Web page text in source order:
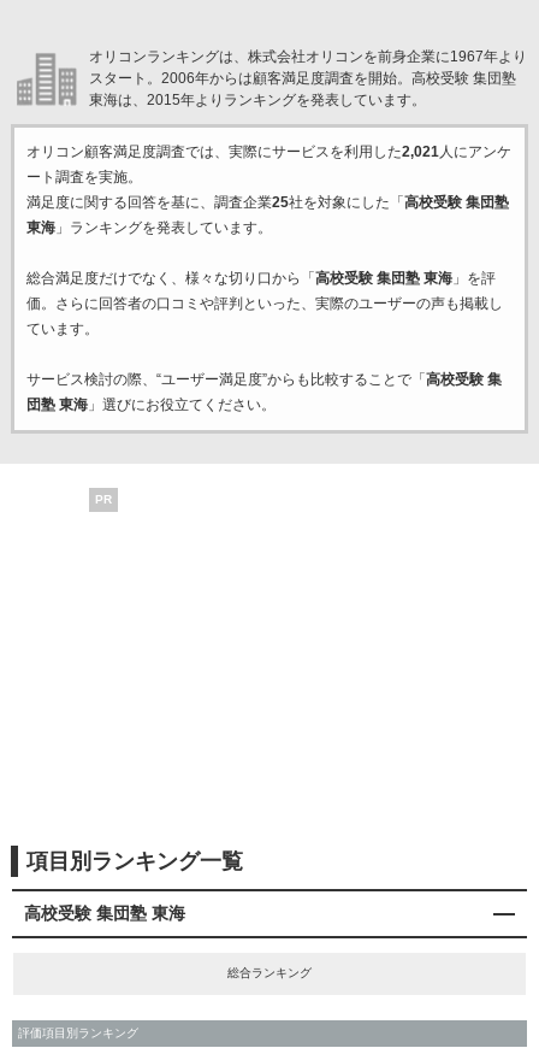
オリコンランキングは、株式会社オリコンを前身企業に1967年より
スタート。2006年からは顧客満足度調査を開始。高校受験 集団塾
東海は、2015年よりランキングを発表しています。
オリコン顧客満足度調査では、実際にサービスを利用した2,021人にアンケ
ート調査を実施。
満足度に関する回答を基に、調査企業25社を対象にした「 高校受験 集団塾
東海」ランキングを発表しています。
総合満足度だけでなく、様々な切り口から「 高校受験 集団塾 東海」を評
価。さらに回答者の口コミや評判といった、実際のユーザーの声も掲載し
ています。
サービス検討の際、“ユーザー満足度”からも比較することで「 高校受験 集
団塾 東海」選びにお役立てください。
PR
項目別ランキング一覧
高校受験 集団塾 東海
総合ランキング
評価項目別ランキング